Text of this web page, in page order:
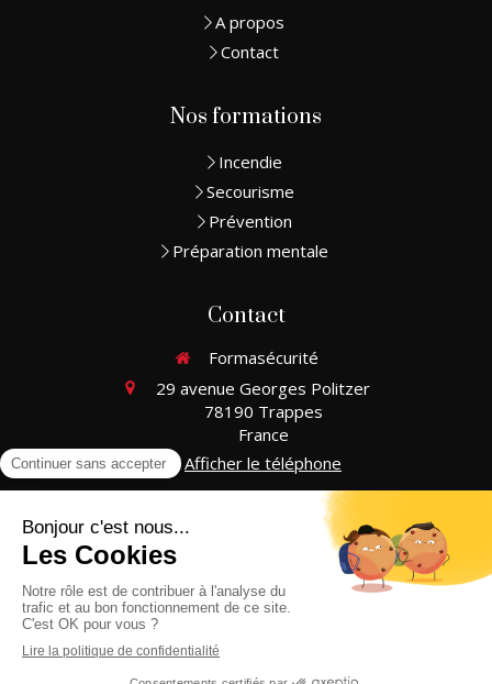
A propos
Contact
Nos formations
Incendie
Secourisme
Prévention
Préparation mentale
Contact
Formasécurité
29 avenue Georges Politzer
78190 Trappes
France
Afficher le téléphone
8hà
Plan du site
Mentions légales